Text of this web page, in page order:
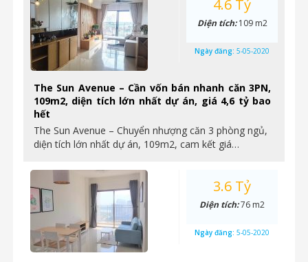
The Sun Avenue – Cần vốn bán nhanh căn 3PN,
109m2, diện tích lớn nhất dự án, giá 4,6 tỷ bao
hết
The Sun Avenue – Chuyển nhượng căn 3 phòng ngủ,
diện tích lớn nhất dự án, 109m2, cam kết giá…
4.6 Tỷ
Diện tích:109 m2
Ngày đăng: 5-05-2020
3.6 Tỷ
Diện tích:76 m2
Ngày đăng: 5-05-2020